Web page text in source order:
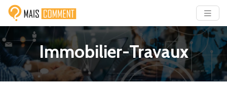
Immobilier-Travaux